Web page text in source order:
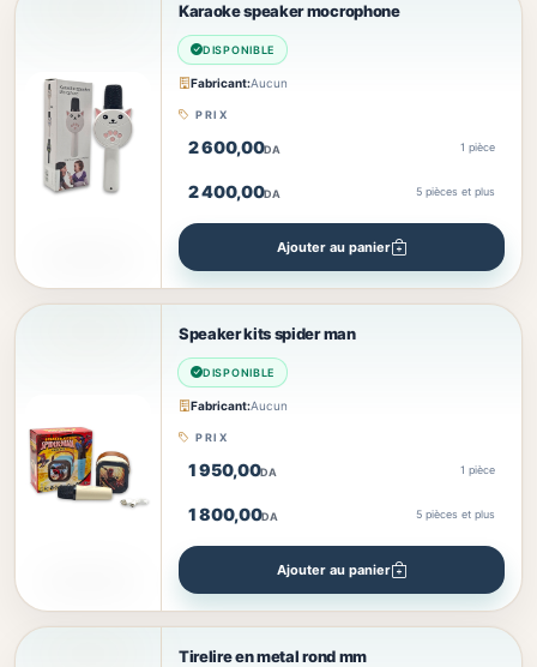
Karaoke speaker mocrophone
DISPONIBLE
Fabricant:Aucun
PRIX
2 600,00DA 1 pièce
2 400,00DA 5 pièces et plus
Ajouter au panier
Speaker kits spider man
DISPONIBLE
Fabricant:Aucun
PRIX
1 950,00DA 1 pièce
1 800,00DA 5 pièces et plus
Ajouter au panier
Tirelire en metal rond mm